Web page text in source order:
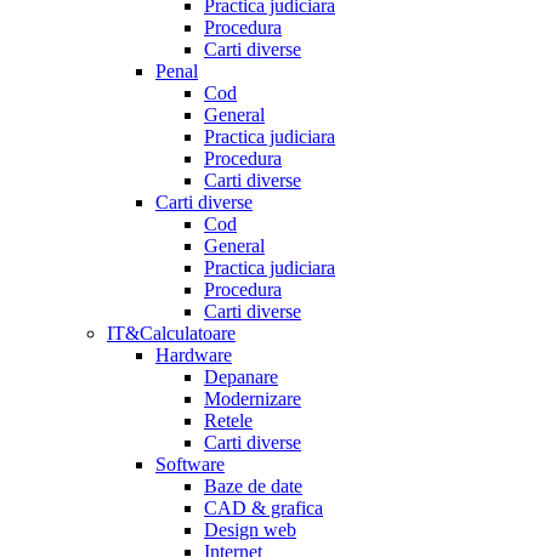
Practica judiciara
Procedura
Carti diverse
Penal
Cod
General
Practica judiciara
Procedura
Carti diverse
Carti diverse
Cod
General
Practica judiciara
Procedura
Carti diverse
IT&Calculatoare
Hardware
Depanare
Modernizare
Retele
Carti diverse
Software
Baze de date
CAD & grafica
Design web
Internet